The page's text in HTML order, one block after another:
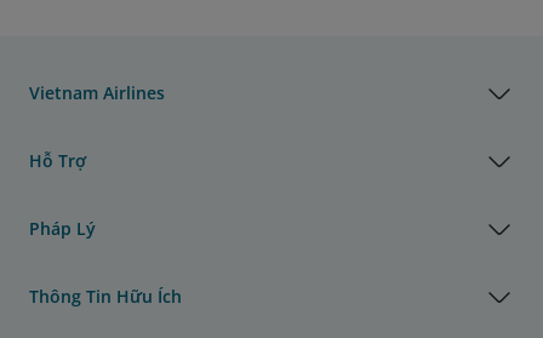
Vietnam Airlines
Hỗ Trợ
Pháp Lý
Thông Tin Hữu Ích